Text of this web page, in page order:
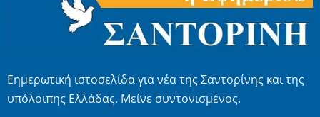
Εημερωτική ιστοσελίδα για νέα της Σαντορίνης και της
υπόλοιπης Ελλάδας. Μείνε συντονισμένος.